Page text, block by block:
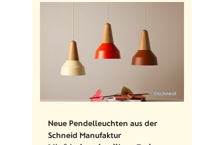
©schneid
Neue Pendelleuchten aus der
Schneid Manufaktur